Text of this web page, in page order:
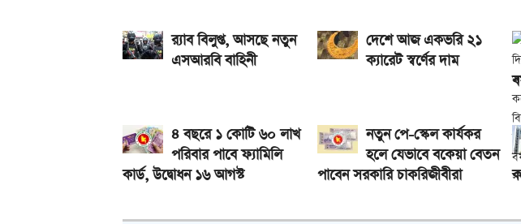
র‍্যাব বিলুপ্ত, আসছে নতুন
এসআরবি বাহিনী
দেশে আজ একভরি ২১
ক্যারেট স্বর্ণের দাম
৪ বছরে ১ কোটি ৬০ লাখ
পরিবার পাবে ফ্যামিলি
কার্ড, উদ্বোধন ১৬ আগস্ট
নতুন পে-স্কেল কার্যকর
হলে যেভাবে বকেয়া বেতন
পাবেন সরকারি চাকরিজীবীরা